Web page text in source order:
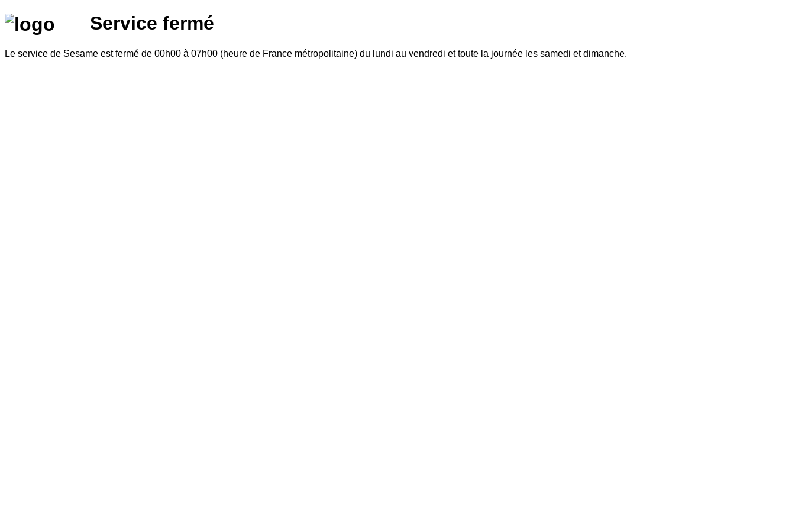
Service fermé
Le service de Sesame est fermé de 00h00 à 07h00 (heure de France métropolitaine) du lundi au vendredi et toute la journée les samedi et dimanche.